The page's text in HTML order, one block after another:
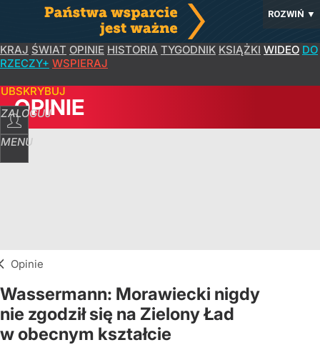
ROZWIŃ ▼
KRAJ ŚWIAT OPINIE HISTORIA TYGODNIK KSIĄŻKI WIDEO DO
RZECZY+ WSPIERAJ
ZALOGUJ
MENU
OPINIE
Opinie
Wassermann: Morawiecki nigdy
nie zgodził się na Zielony Ład
w obecnym kształcie